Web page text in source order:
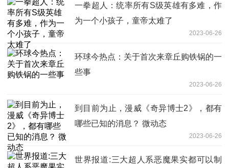
一拳超人：统率所有S级英雄有多难，作
为一个小孩子，童帝太难了
2023-06-26
环球今热点：关于首次来章丘购铁锅的一
些事
2023-06-26
到目前为止，漫威《奇异博士2》，都有
哪些已知的消息？ 微动态
2023-06-26
世界报道:三大超人系恶魔果实都可以制